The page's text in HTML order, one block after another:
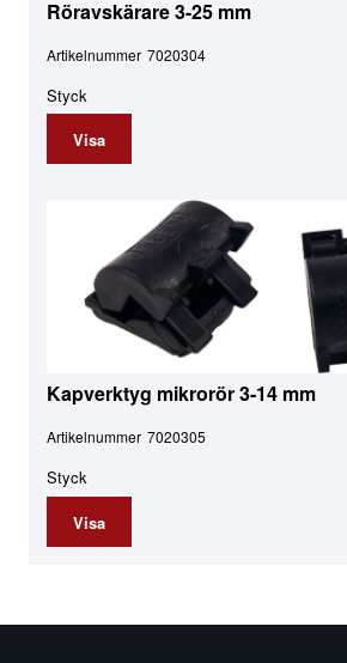
Röravskärare 3-25 mm
Artikelnummer 7020304
Styck
Visa
Kapverktyg mikrorör 3-14 mm
Artikelnummer 7020305
Styck
Visa